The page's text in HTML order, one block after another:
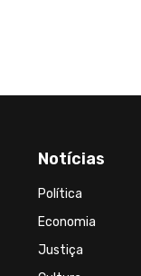
Notícias
Política
Economia
Justiça